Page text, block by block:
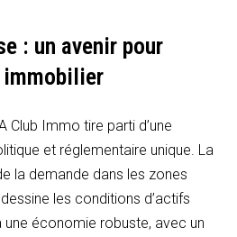
: un avenir pour
Club Immo tire parti d’une
et réglementaire unique. La
la demande dans les zones
les conditions d’actifs
économie robuste, avec un